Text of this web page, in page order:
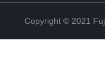
Copyright © 2021